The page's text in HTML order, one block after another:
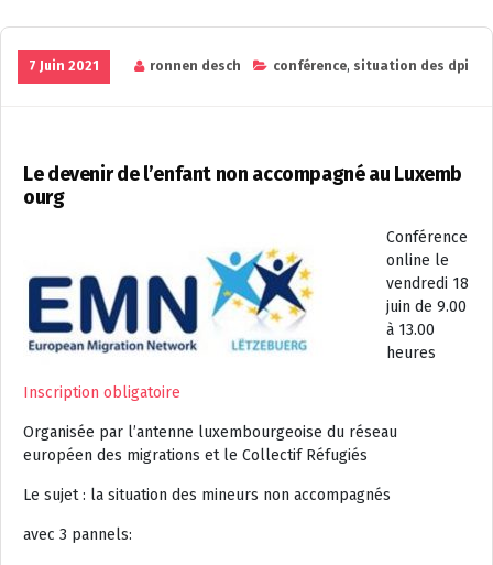
7 Juin 2021 ronnen desch conférence, situation des dpi
Le devenir de l’enfant non accompagné au Luxemb
ourg
Conférence
online le
vendredi 18
juin de 9.00
à 13.00
heures
Inscription obligatoire
Organisée par l’antenne luxembourgeoise du réseau
européen des migrations et le Collectif Réfugiés
Le sujet : la situation des mineurs non accompagnés
avec 3 pannels: